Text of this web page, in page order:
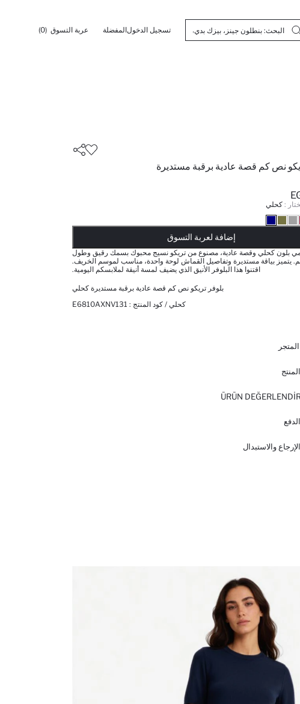
تسجيل الدخولالمفضلة عربة التسوق (0)
نص كم قصة عادية برقبة مستديرة
: كحلي
إضافة لعربة التسوق
نفذت الكمية ... إخبارعندما يكون في المخزن
بلون كحلي وقصة عادية، مصنوع من تريكو نسيج محبوك بسمك رقيق وطول
يتميز بياقة مستديرة وتفاصيل القماش لوحة واحدة، مناسب لموسم الخريف.
اقتنوا هذا البلوفر الأنيق الذي يضيف لمسة أنيقة لملابسكم اليومية.
بلوفر تريكو نص كم قصة عادية برقبة مستديرة كحلي
كحلي / كود المنتج : E6810AXNV131
ÜRÜN
والاستبدال